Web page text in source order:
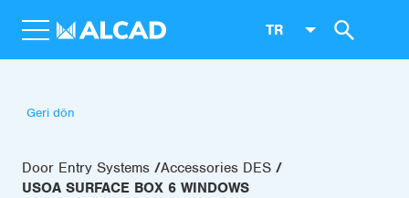
TR
Geri dön
Door Entry Systems Accessories DES
USOA SURFACE BOX 6 WINDOWS